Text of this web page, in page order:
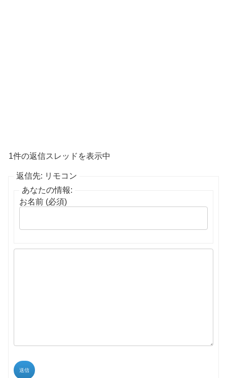
1件の返信スレッドを表示中
返信先: リモコン
あなたの情報:
お名前 (必須)
送信